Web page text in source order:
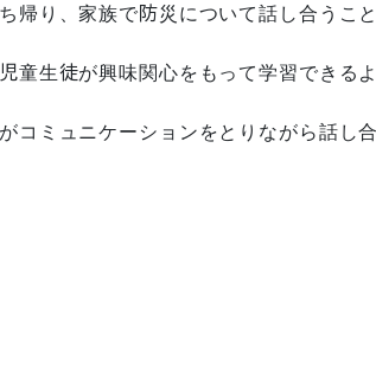
帰り、家族で防災について話し合うこ
生徒が興味関心をもって学習できる
ミュニケーションをとりながら話し